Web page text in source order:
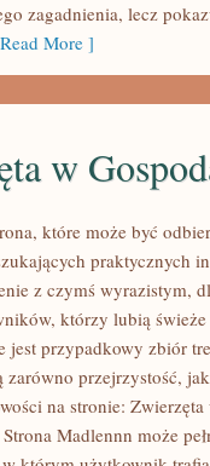
zagadnienia, lecz
More ]
w
które może być
praktycznych
z czymś wyrazistym,
którzy lubią
jest przypadkowy zbiór
zarówno przejrzystość,
na stronie:
Madlennn może